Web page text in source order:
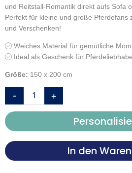
und Reitstall-Romantik direkt aufs Sofa
Perfekt für kleine und große Pferdefans
und Verschenken!
Weiches Material für gemütliche
Ideal als Geschenk für
Größe: 150 x 200 cm
-
Collection
Kuscheldecke
‘Pferdeglück’
150×200
cm,
+
In den